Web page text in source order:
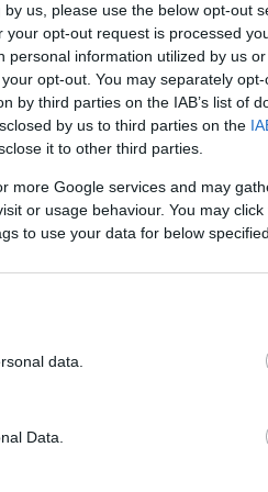
us, please use the below opt-out
opt-out request is processed
information utilized by us
opt-out. You may separately
by third parties on the IAB’s list of
by us to third parties on the
it to other third parties.
more Google services and may
or usage behaviour. You may
to use your data for below
data.
Data.
Link másolása
az
oldalára
az idősek előtt